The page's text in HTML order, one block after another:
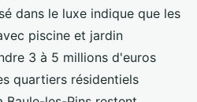
dans le luxe indique que les
piscine et jardin
3 à 5 millions d'euros
quartiers résidentiels